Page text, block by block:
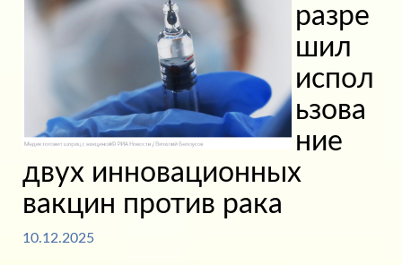
разре
шил
испол
ьзова
ние
двух инновационных
вакцин против рака
10.12.2025